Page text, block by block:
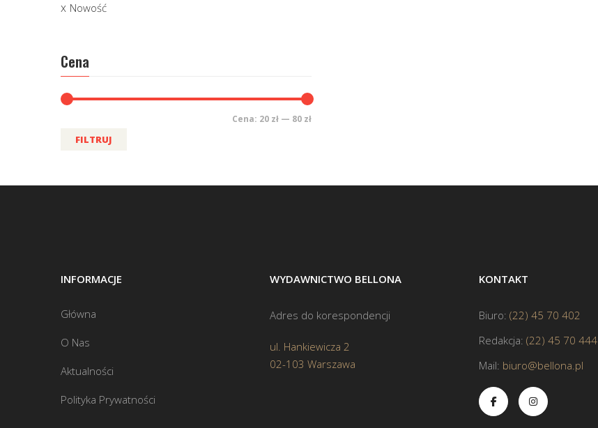
Nowość
Cena
FILTRUJ
Cena: 20 zł — 80 zł
INFORMACJE
Główna
O Nas
Aktualności
Polityka Prywatności
WYDAWNICTWO BELLONA
Adres do korespondencji
ul. Hankiewicza 2
02-103 Warszawa
KONTAKT
Biuro: (22) 45 70 402
Redakcja: (22) 45 70 444
Mail: biuro@bellona.pl